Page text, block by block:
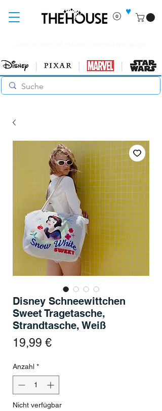
♥
Disney Schneewittchen
Sweet Tragetasche,
Strandtasche, Weiß
19,99 €Preis
Anzahl *
Nicht verfügbar